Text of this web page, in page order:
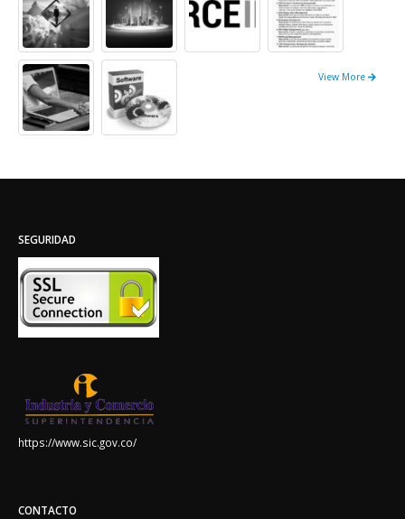
View More
SEGURIDAD
https://www.sic.gov.co/
CONTACTO